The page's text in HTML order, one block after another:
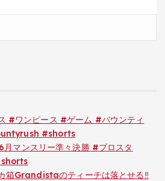
#ワンピース #ゲーム #バウンティ
#shorts
月マンスリー準々決勝 #ブロスタ
箱Grandistaのティーチは落とせる‼︎